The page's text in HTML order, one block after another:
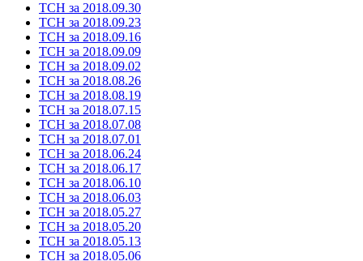
ТСН за 2018.09.30
ТСН за 2018.09.23
ТСН за 2018.09.16
ТСН за 2018.09.09
ТСН за 2018.09.02
ТСН за 2018.08.26
ТСН за 2018.08.19
ТСН за 2018.07.15
ТСН за 2018.07.08
ТСН за 2018.07.01
ТСН за 2018.06.24
ТСН за 2018.06.17
ТСН за 2018.06.10
ТСН за 2018.06.03
ТСН за 2018.05.27
ТСН за 2018.05.20
ТСН за 2018.05.13
ТСН за 2018.05.06